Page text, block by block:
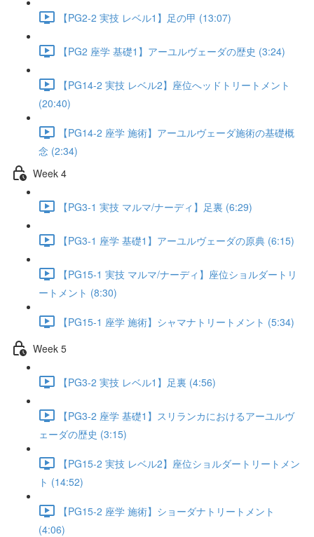
【PG2-2 実技 レベル1】足の甲 (13:07)
【PG2 座学 基礎1】アーユルヴェーダの歴史 (3:24)
【PG14-2 実技 レベル2】座位へッドトリートメント
(20:40)
【PG14-2 座学 施術】アーユルヴェーダ施術の基礎概
念 (2:34)
Week 4
【PG3-1 実技 マルマ/ナーディ】足裏 (6:29)
【PG3-1 座学 基礎1】アーユルヴェーダの原典 (6:15)
【PG15-1 実技 マルマ/ナーディ】座位ショルダートリ
ートメント (8:30)
【PG15-1 座学 施術】シャマナトリートメント (5:34)
Week 5
【PG3-2 実技 レベル1】足裏 (4:56)
【PG3-2 座学 基礎1】スリランカにおけるアーユルヴ
ェーダの歴史 (3:15)
【PG15-2 実技 レベル2】座位ショルダートリートメン
ト (14:52)
【PG15-2 座学 施術】ショーダナトリートメント
(4:06)